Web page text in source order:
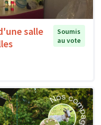
salle
Soumis
au vote